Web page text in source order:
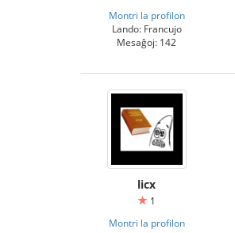
Montri la profilon
Lando: Francujo
Mesaĝoj: 142
licx
1
Montri la profilon